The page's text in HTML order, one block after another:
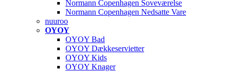
Normann Copenhagen Soveværelse
Normann Copenhagen Nedsatte Vare
nuuroo
OYOY
OYOY Bad
OYOY Dækkeservietter
OYOY Kids
OYOY Knager